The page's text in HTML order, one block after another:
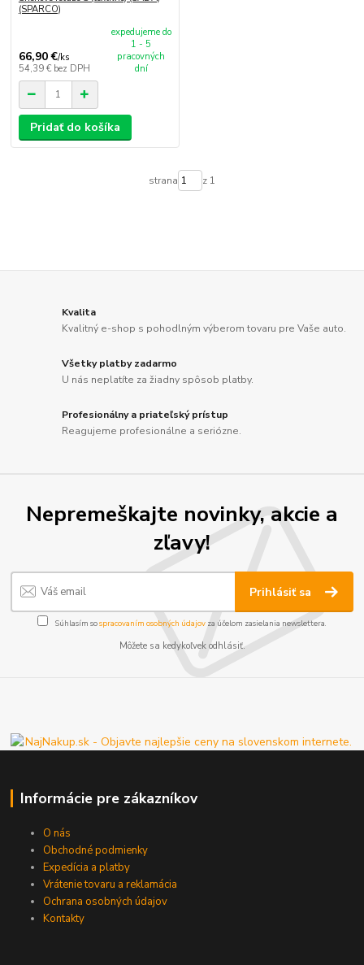
(SPARCO)
66,90 €/ks
54,39 € bez DPH
expedujeme do
1 - 5
pracovných
dní
Pridať do košíka
strana z 1
Kvalita
Kvalitný e-shop s pohodlným výberom tovaru pre Vaše auto.
Všetky platby zadarmo
U nás neplatíte za žiadny spôsob platby.
Profesionálny a priateľský prístup
Reagujeme profesionálne a seriózne.
Nepremeškajte novinky, akcie a
zľavy!
Prihlásiť sa
Súhlasím sospracovaním osobných údajov za účelom zasielania newslettera.
Môžete sa kedykoľvek odhlásiť.
Informácie pre zákazníkov
O nás
Obchodné podmienky
Expedícia a platby
Vrátenie tovaru a reklamácia
Ochrana osobných údajov
Kontakty